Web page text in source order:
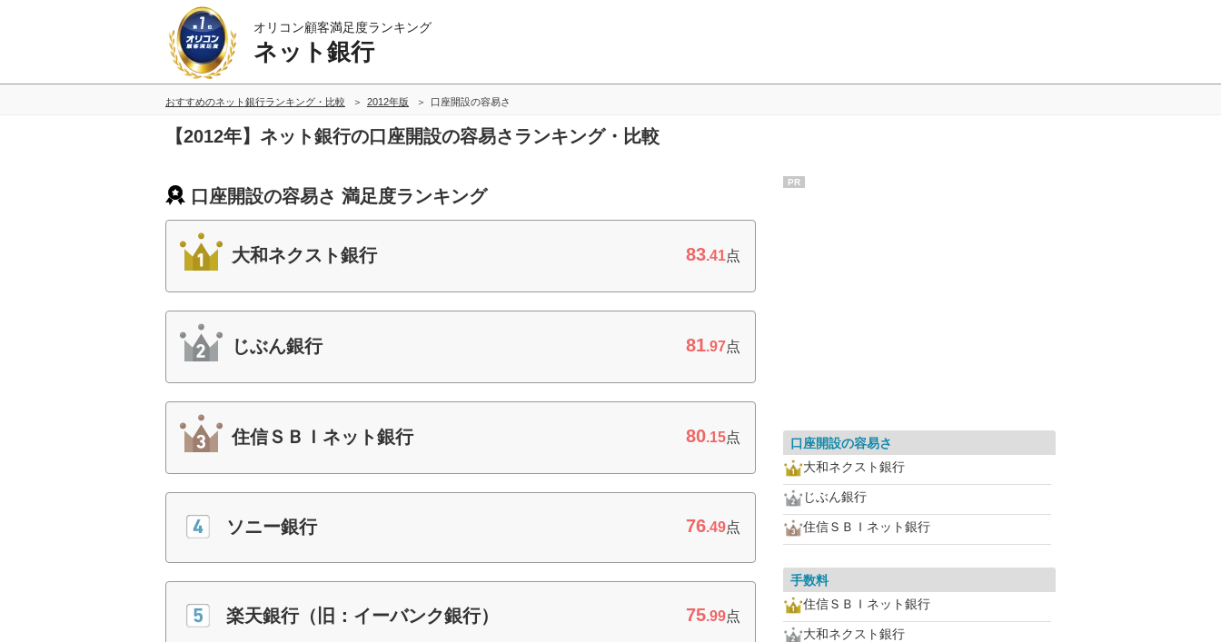
オリコン顧客満足度ランキング
ネット銀行
おすすめのネット銀行ランキング・比較 2012年版 口座開設の容易さ
【2012年】ネット銀行の口座開設の容易さランキング・比較
口座開設の容易さ 満足度ランキング
大和ネクスト銀行 83.41点
じぶん銀行 81.97点
住信ＳＢＩネット銀行 80.15点
ソニー銀行 76.49点
楽天銀行（旧：イーバンク銀行） 75.99点
PR
口座開設の容易さ
大和ネクスト銀行
じぶん銀行
住信ＳＢＩネット銀行
手数料
住信ＳＢＩネット銀行
大和ネクスト銀行